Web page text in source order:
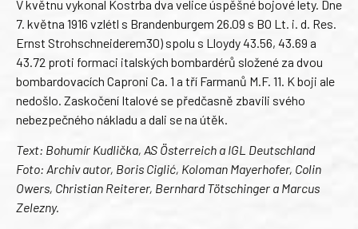
V květnu vykonal Kostrba dva velice úspěšné bojové lety. Dne
7. května 1916 vzlétl s Brandenburgem 26.09 s BO Lt. i. d. Res.
Ernst Strohschneiderem30) spolu s Lloydy 43.56, 43.69 a
43.72 proti formaci italských bombardérů složené za dvou
bombardovacích Caproni Ca. 1 a tří Farmanů M.F. 11. K boji ale
nedošlo. Zaskočení Italové se předčasně zbavili svého
nebezpečného nákladu a dali se na útěk.
Text: Bohumír Kudlička, AS Österreich a IGL Deutschland
Foto: Archiv autor, Boris Ciglić, Koloman Mayerhofer, Colin
Owers, Christian Reiterer, Bernhard Tötschinger a Marcus
Zelezny.